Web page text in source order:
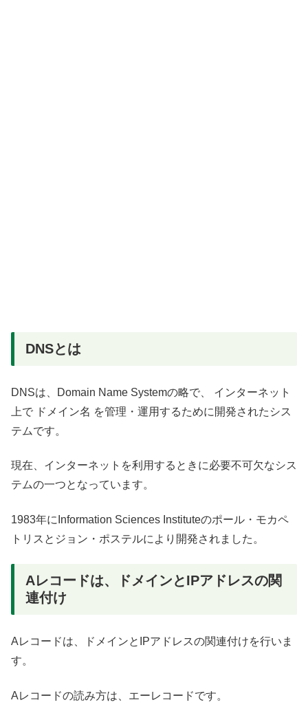
DNSとは
DNSは、Domain Name Systemの略で、 インターネット
上で ドメイン名 を管理・運用するために開発されたシス
テムです。
現在、インターネットを利用するときに必要不可欠なシス
テムの一つとなっています。
1983年にInformation Sciences Instituteのポール・モカペ
トリスとジョン・ポステルにより開発されました。
Aレコードは、ドメインとIPアドレスの関
連付け
Aレコードは、ドメインとIPアドレスの関連付けを行いま
す。
Aレコードの読み方は、エーレコードです。